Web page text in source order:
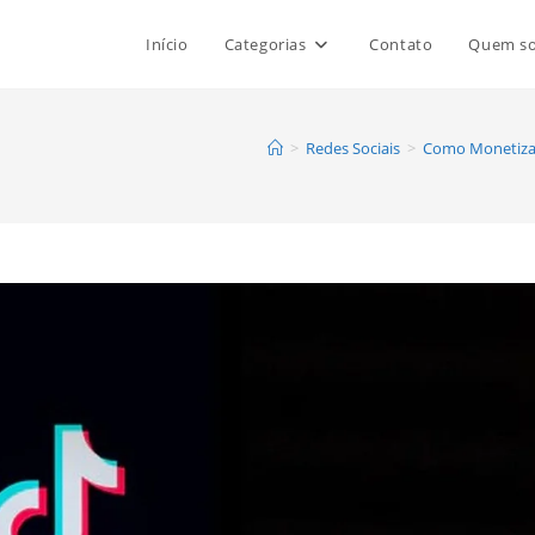
Início Categorias Contato Quem
> Redes Sociais > Como